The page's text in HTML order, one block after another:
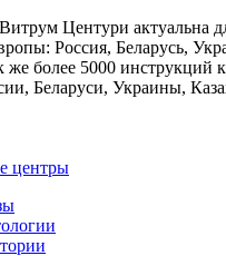
Центури актуальна
Россия, Беларусь,
же более 5000 инструкций
Беларуси, Украины,
центры